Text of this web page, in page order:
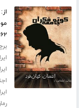
از:
۱۶۲